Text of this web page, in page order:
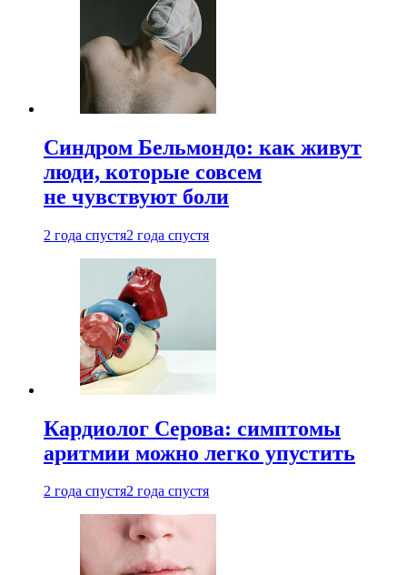
Синдром Бельмондо: как живут
люди, которые совсем
не чувствуют боли
2 года спустя2 года спустя
Кардиолог Серова: симптомы
аритмии можно легко упустить
2 года спустя2 года спустя